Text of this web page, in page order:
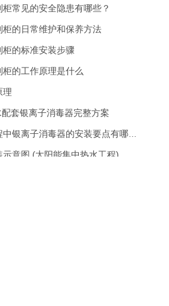
常见的安全隐患有哪些？
的日常维护和保养方法
的标准安装步骤
的工作原理是什么
理
套银离子消毒器完整方案
意图 (太阳能集中热水工程)